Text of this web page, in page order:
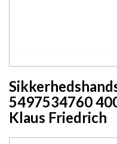
5497534760
Klaus Friedrich